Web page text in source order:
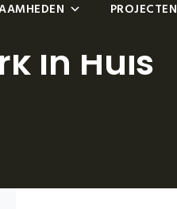
PROJECTEN
In Huis